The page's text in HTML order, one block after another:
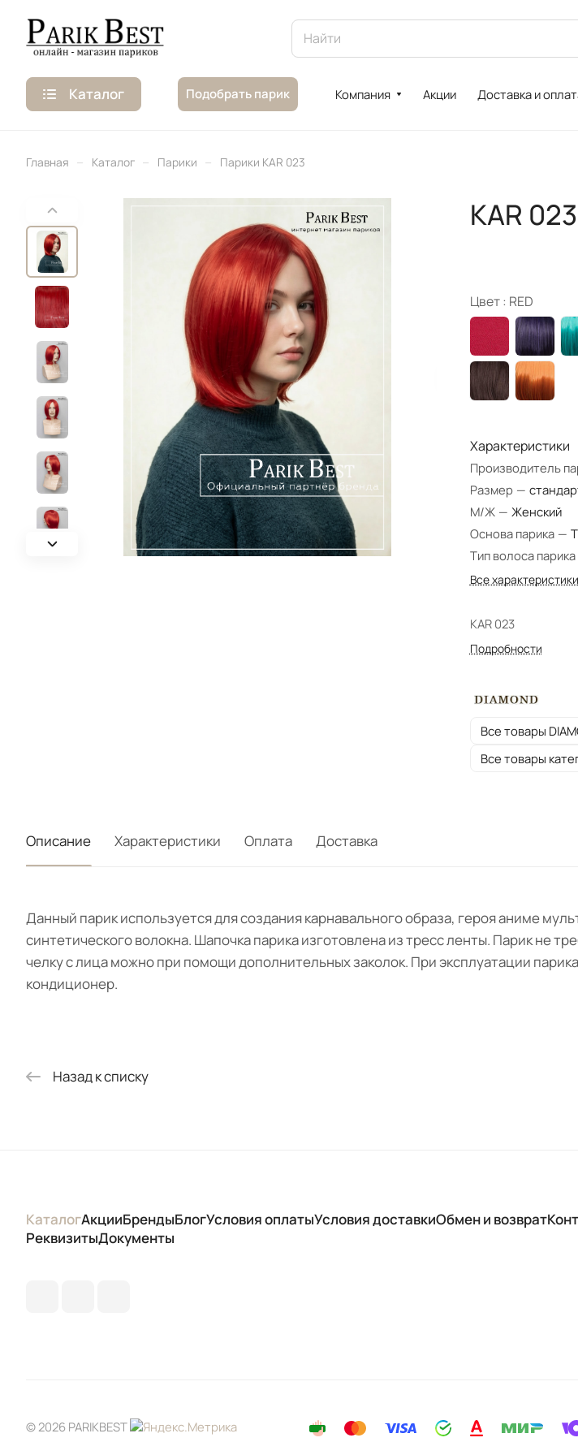
Каталог Подобрать парик Компания Акции Доставка и
Главная – Каталог – Парики – Парики KAR 023
KAR
Цвет : RED
Характеристики
Производитель
Размер —
М/Ж — Женский
Основа парика —
Тип волоса парика
Все характеристики
KAR 023
Подробности
Все товары
Все товары
Описание Характеристики Оплата Доставка
Данный парик используется для создания карнавального образа, героя аниме
синтетического волокна. Шапочка парика изготовлена из тресс ленты. Парик не
челку с лица можно при помощи дополнительных заколок. При эксплуатации
кондиционер.
Назад к списку
КаталогАкцииБрендыБлогУсловия оплатыУсловия доставкиОбмен и возврат
РеквизитыДокументы
© 2026 PARIKBEST